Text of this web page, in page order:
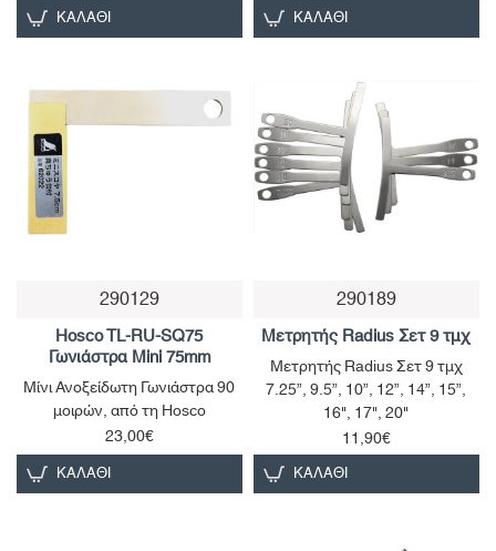
ΚΑΛΆΘΙ ΚΑΛΆΘΙ
290129
Hosco TL-RU-SQ75
Γωνιάστρα Mini 75mm
Μίνι Ανοξείδωτη Γωνιάστρα 90
μοιρών, από τη Hosco
23,00€
ΚΑΛΆΘΙ
290189
Μετρητής Radius Σετ 9 τμχ
Μετρητής Radius Σετ 9 τμχ
7.25”, 9.5”, 10”, 12”, 14”, 15”,
16", 17", 20"
11,90€
ΚΑΛΆΘΙ